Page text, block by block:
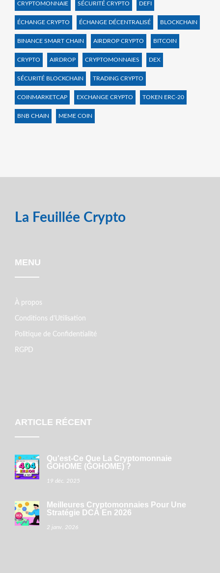
CRYPTOMONNAIE SÉCURITÉ CRYPTO DEFI
ÉCHANGE CRYPTO ÉCHANGE DÉCENTRALISÉ BLOCKCHAIN
BINANCE SMART CHAIN AIRDROP CRYPTO BITCOIN
CRYPTO AIRDROP CRYPTOMONNAIES DEX
SÉCURITÉ BLOCKCHAIN TRADING CRYPTO
COINMARKETCAP EXCHANGE CRYPTO TOKEN ERC-20
BNB CHAIN MEME COIN
La Feuillée Crypto
MENU
À propos
Conditions d'Utilisation
Politique de Confidentialité
RGPD
ARTICLE RÉCENT
Qu'est-Ce Que La Cryptomonnaie
GOHOME (GOHOME) ?
19 déc. 2025
Meilleures Cryptomonnaies Pour Une
Stratégie DCA En 2026
2 janv. 2026